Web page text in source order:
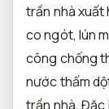
trần nhà xuất
co ngót, lún
công chống
nước thấm
trần nhà. Đặc